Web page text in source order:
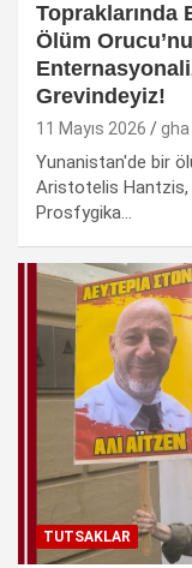
Topraklarında
Ölüm
Grevindeyiz!
11 Mayıs 2026 gha
Yunanistan'de bir
Aristotelis Hantzis,
Prosfygika…
TUTSAKLAR